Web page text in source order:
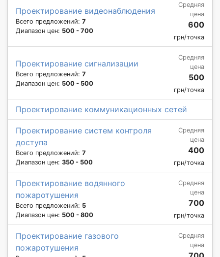
Проектирование видеонаблюдения
Всего предложений: 7
Диапазон цен: 500 - 700
Средняя
цена
600
грн/точка
Проектирование сигнализации
Всего предложений: 7
Диапазон цен: 500 - 500
Средняя
цена
500
грн/точка
Проектирование коммуникационных сетей
Проектирование систем контроля
доступа
Всего предложений: 7
Диапазон цен: 350 - 500
Средняя
цена
400
грн/точка
Проектирование водянного
пожаротушения
Всего предложений: 5
Диапазон цен: 500 - 800
Средняя
цена
700
грн/точка
Проектирование газового
пожаротушения
Средняя
цена